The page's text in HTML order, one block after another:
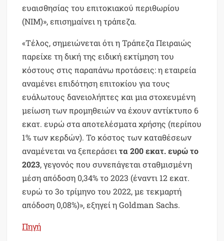
ευαισθησίας του επιτοκιακού περιθωρίου
(NIM)», επισημαίνει η τράπεζα.
«Τέλος, σημειώνεται ότι η Τράπεζα Πειραιώς
παρείχε τη δική της ειδική εκτίμηση του
κόστους στις παραπάνω προτάσεις: η εταιρεία
αναμένει επιδότηση επιτοκίου για τους
ευάλωτους δανειολήπτες και μια στοχευμένη
μείωση των προμηθειών να έχουν αντίκτυπο 6
εκατ. ευρώ στα αποτελέσματα χρήσης (περίπου
1% των κερδών). Το κόστος των καταθέσεων
αναμένεται να ξεπεράσειτα 200 εκατ. ευρώ το
2023, γεγονός που συνεπάγεται σταθμισμένη
μέση απόδοση 0,34% το 2023 (έναντι 12 εκατ.
ευρώ το 3ο τρίμηνο του 2022, με τεκμαρτή
απόδοση 0,08%)», εξηγεί η Goldman Sachs.
Πηγή